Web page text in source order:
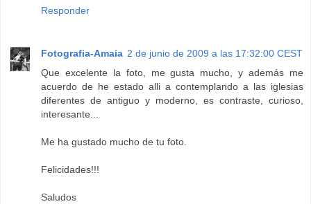
Responder
Fotografia-Amaia 2 de junio de 2009 a las 17:32:00 CEST
Que excelente la foto, me gusta mucho, y además me
acuerdo de he estado alli a contemplando a las iglesias
diferentes de antiguo y moderno, es contraste, curioso,
interesante...
Me ha gustado mucho de tu foto.
Felicidades!!!
Saludos